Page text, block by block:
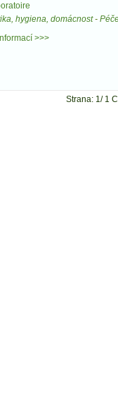
hygiena, domácnost-
>>>
Strana: 1/ 1